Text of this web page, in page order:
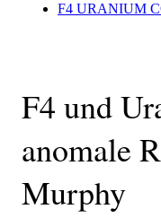
F4 URANIUM
F4 und
anomale
Murphy